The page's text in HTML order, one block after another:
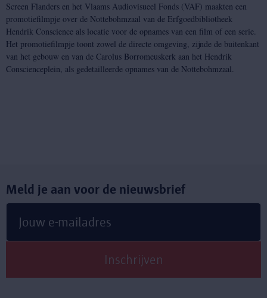
Screen Flanders en het Vlaams Audiovisueel Fonds (VAF) maakten een
promotiefilmpje over de Nottebohmzaal van de Erfgoedbibliotheek
Hendrik Conscience als locatie voor de opnames van een film of een serie.
Het promotiefilmpje toont zowel de directe omgeving, zijnde de buitenkant
van het gebouw en van de Carolus Borromeuskerk aan het Hendrik
Conscienceplein, als gedetailleerde opnames van de Nottebohmzaal.
Meld je aan voor de nieuwsbrief